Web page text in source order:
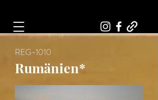
REG-1010
Rumänien*